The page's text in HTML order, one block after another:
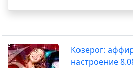
Козерог:
настроение